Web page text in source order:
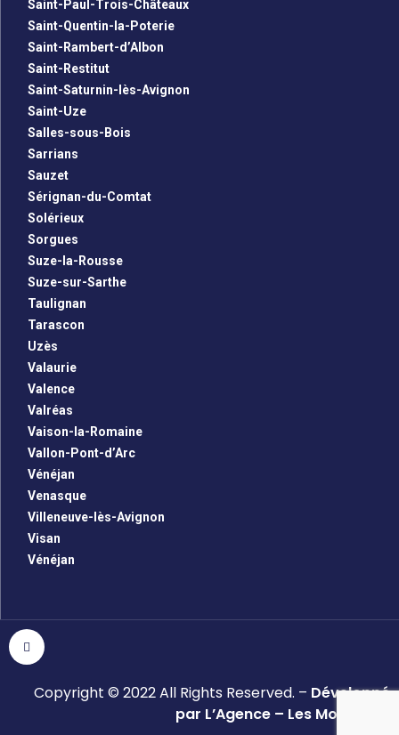
Saint-Paul-Trois-Châteaux
Saint-Quentin-la-Poterie
Saint-Rambert-d’Albon
Saint-Restitut
Saint-Saturnin-lès-Avignon
Saint-Uze
Salles-sous-Bois
Sarrians
Sauzet
Sérignan-du-Comtat
Solérieux
Sorgues
Suze-la-Rousse
Suze-sur-Sarthe
Taulignan
Tarascon
Uzès
Valaurie
Valence
Valréas
Vaison-la-Romaine
Vallon-Pont-d’Arc
Vénéjan
Venasque
Villeneuve-lès-Avignon
Visan
Vénéjan
Copyright © 2022 All Rights Reserved. – Développé
par L’Agence – Les Monsieurs